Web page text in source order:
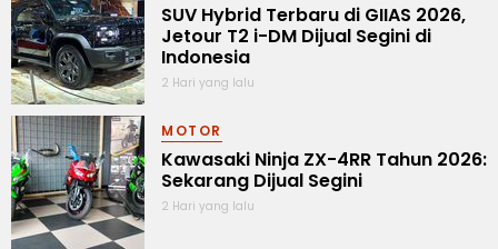
SUV Hybrid Terbaru di GIIAS 2026,
Jetour T2 i-DM Dijual Segini di
Indonesia
2 Hari yang lalu
MOTOR
Kawasaki Ninja ZX-4RR Tahun 2026:
Sekarang Dijual Segini
2 Hari yang lalu